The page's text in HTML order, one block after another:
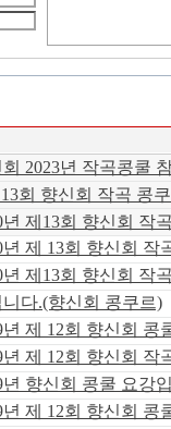
회 2023년 작곡콩쿨
회 향신회 작곡 콩
년 제13회 향신회 작
년 제 13회 향신회 작
년 제13회 향신회 작
니다.(향신회 콩쿠르)
년 제 12회 향신회 콩
년 제 12회 향신회 작
년 향신회 콩쿨 요강
년 제 12회 향신회 콩